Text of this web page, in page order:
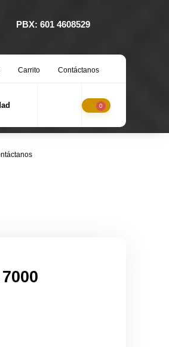
PBX: 601 4608529
Carrito Contáctanos
0